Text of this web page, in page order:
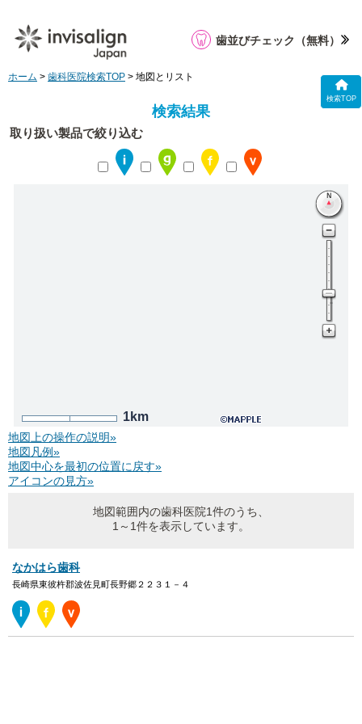
検索TOP
歯並びチェック （無料）
ホーム > 歯科医院検索TOP > 地図とリスト
検索結果
取り扱い製品で絞り込む
1km
地図上の操作の説明»
地図凡例»
地図中心を最初の位置に戻す»
アイコンの見方»
地図範囲内の歯科医院1件のうち、
1～1件を表示しています。
なかはら歯科
長崎県東彼杵郡波佐見町長野郷２２３１－４